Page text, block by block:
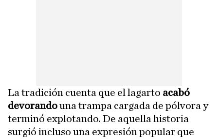
La tradición cuenta que el lagarto acabó
devorandouna trampa cargada de pólvora y
terminó explotando. De aquella historia
surgió incluso una expresión popular que